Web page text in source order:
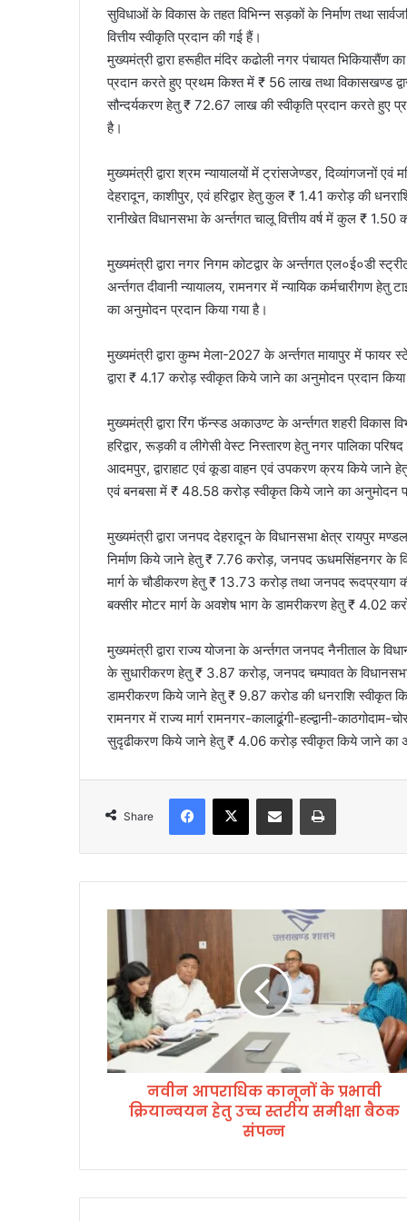
सुविधाओं के विकास के तहत विभिन्न सड़कों के निर्माण तथा
वित्तीय स्वीकृति प्रदान की गई हैं।
मुख्यमंत्री द्वारा हरूहीत मंदिर कढोली नगर पंचायत भिकियासैंण
प्रदान करते हुए प्रथम किश्त में ₹ 56 लाख तथा विकासखण्ड
सौन्दर्यकरण हेतु ₹ 72.67 लाख की स्वीकृति प्रदान करते हुए
है।
मुख्यमंत्री द्वारा श्रम न्यायालयों में ट्रांसजेण्डर, दिव्यांगजनों
देहरादून, काशीपुर, एवं हरिद्वार हेतु कुल ₹ 1.41 करोड़ की
रानीखेत विधानसभा के अर्न्तगत चालू वित्तीय वर्ष में कुल ₹
मुख्यमंत्री द्वारा नगर निगम कोटद्वार के अर्न्तगत एल०ई०डी
अर्न्तगत दीवानी न्यायालय, रामनगर में न्यायिक कर्मचारीगण
का अनुमोदन प्रदान किया गया है।
मुख्यमंत्री द्वारा कुम्भ मेला-2027 के अर्न्तगत मायापुर में
द्वारा ₹ 4.17 करोड़ स्वीकृत किये जाने का अनुमोदन प्रदान
मुख्यमंत्री द्वारा रिंग फॅन्स्ड अकाउण्ट के अर्न्तगत शहरी विकास
हरिद्वार, रूड़की व लीगेसी वेस्ट निस्तारण हेतु नगर पालिका
आदमपुर, द्वाराहाट एवं कूडा वाहन एवं उपकरण क्रय किये जाने
एवं बनबसा में ₹ 48.58 करोड़ स्वीकृत किये जाने का अनुमोदन
मुख्यमंत्री द्वारा जनपद देहरादून के विधानसभा क्षेत्र रायपुर
निर्माण किये जाने हेतु ₹ 7.76 करोड़, जनपद ऊधमसिंहनगर के
मार्ग के चौडीकरण हेतु ₹ 13.73 करोड़ तथा जनपद रूदप्रयाग
बक्सीर मोटर मार्ग के अवशेष भाग के डामरीकरण हेतु ₹ 4.02
मुख्यमंत्री द्वारा राज्य योजना के अर्न्तगत जनपद नैनीताल के
के सुधारीकरण हेतु ₹ 3.87 करोड़, जनपद चम्पावत के
डामरीकरण किये जाने हेतु ₹ 9.87 करोड की धनराशि स्वीकृत
रामनगर में राज्य मार्ग रामनगर-कालाढूंगी-हल्द्वानी-
सुदृढीकरण किये जाने हेतु ₹ 4.06 करोड़ स्वीकृत किये जाने का
Share
आ
प
रा
धि
क
का
भा
नवीन आपराधिक कानूनों के प्रभावी
क्रियान्वयन हेतु उच्च स्तरीय समीक्षा बैठक
संपन्न